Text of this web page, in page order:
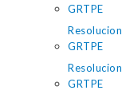
GRTPE
GRTPE
GRTPE